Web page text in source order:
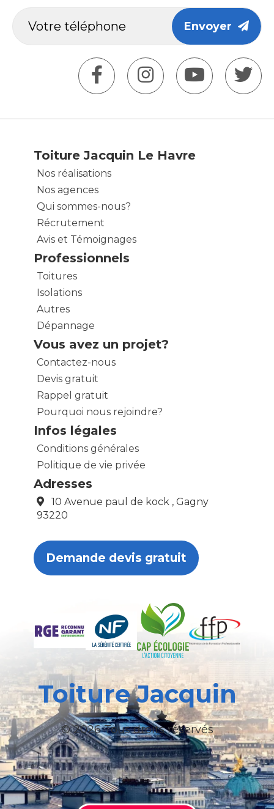
Envoyer
Toiture Jacquin Le Havre
Nos réalisations
Nos agences
Qui sommes-nous?
Récrutement
Avis et Témoignages
Professionnels
Toitures
Isolations
Autres
Dépannage
Vous avez un projet?
Contactez-nous
Devis gratuit
Rappel gratuit
Pourquoi nous rejoindre?
Infos légales
Conditions générales
Politique de vie privée
Adresses
10 Avenue paul de kock , Gagny
93220
Demande devis gratuit
Toiture Jacquin
© 2026 Tous droits réservés